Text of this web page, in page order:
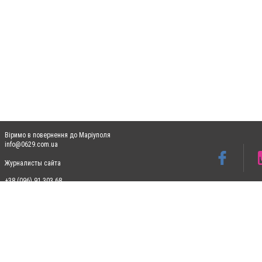
Віримо в повернення до Маріуполя
info@0629.com.ua
Журналисты сайта
+38 (096) 91 303 68